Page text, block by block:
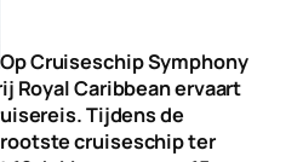
Op Cruiseschip Symphony
Royal Caribbean ervaart
Tijdens de
cruiseschip ter